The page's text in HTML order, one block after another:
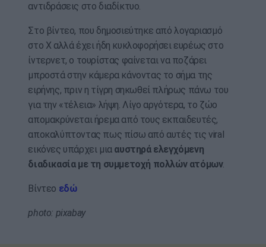
αντιδράσεις στο διαδίκτυο.
Στο βίντεο, που δημοσιεύτηκε από λογαριασμό
στο Χ αλλά έχει ήδη κυκλοφορήσει ευρέως στο
ίντερνετ, ο τουρίστας φαίνεται να ποζάρει
μπροστά στην κάμερα κάνοντας το σήμα της
ειρήνης, πριν η τίγρη σηκωθεί πλήρως πάνω του
για την «τέλεια» λήψη. Λίγο αργότερα, το ζώο
απομακρύνεται ήρεμα από τους εκπαιδευτές,
αποκαλύπτοντας πως πίσω από αυτές τις viral
εικόνες υπάρχει μια αυστηρά ελεγχόμενη
διαδικασία με τη συμμετοχή πολλών ατόμων.
Βίντεο εδώ
photo: pixabay